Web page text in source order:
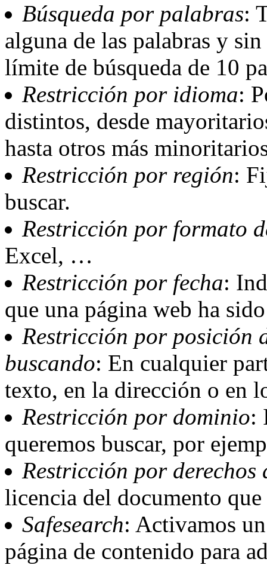
Búsqueda por palabras:
alguna de las palabras y
límite de búsqueda de 10
Restricción por idioma:
distintos, desde
hasta otros más
Restricción por región:
buscar.
Restricción por formato
Excel, …
Restricción por fecha:
que una página web ha
Restricción por posición
buscando: En cualquier
texto, en la dirección o en
Restricción por dominio:
queremos buscar, por
Restricción por derechos
licencia del documento que
Safesearch: Activamos
página de contenido para